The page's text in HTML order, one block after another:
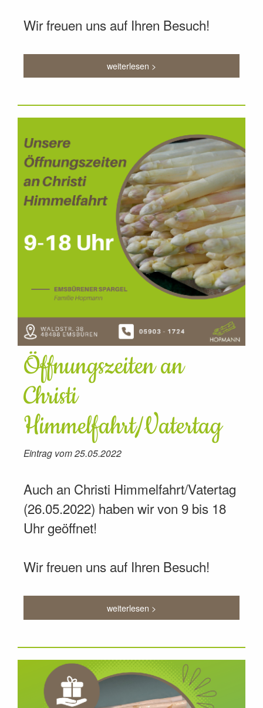
Wir freuen uns auf Ihren Besuch!
weiterlesen >
Öffnungszeiten an
Christi
Himmelfahrt/Vatertag
Eintrag vom 25.05.2022
Auch an Christi Himmelfahrt/Vatertag
(26.05.2022) haben wir von 9 bis 18
Uhr geöffnet!
Wir freuen uns auf Ihren Besuch!
weiterlesen >